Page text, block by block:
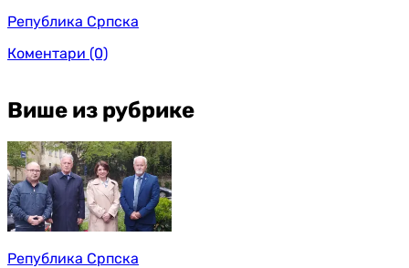
Република Српска
Коментари (0)
Више из рубрике
Република Српска